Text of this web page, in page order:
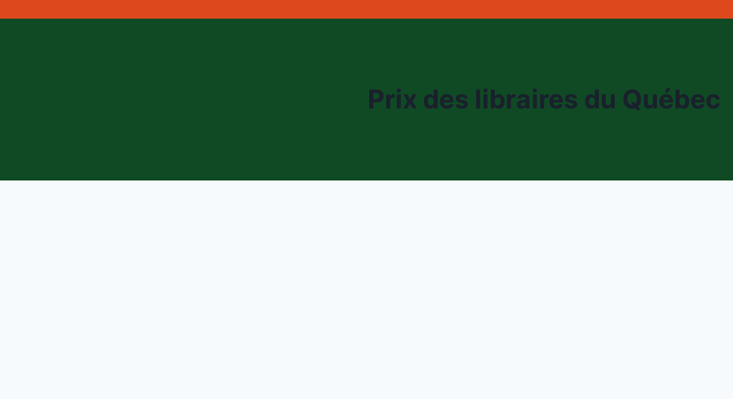
Prix des libraires du Québec